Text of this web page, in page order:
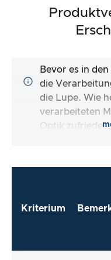
Bevor es in
die
die Lupe. Wie
verarbeiteten
Optik
Kriterium